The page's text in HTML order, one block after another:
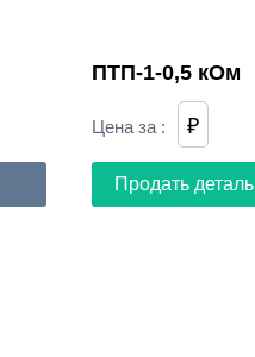
ПТП-1-0,5 кОм
Цена за : ₽
Продать деталь